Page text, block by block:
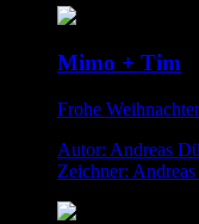
Mimo + Tim
Frohe
Autor: Andreas
Zeichner: